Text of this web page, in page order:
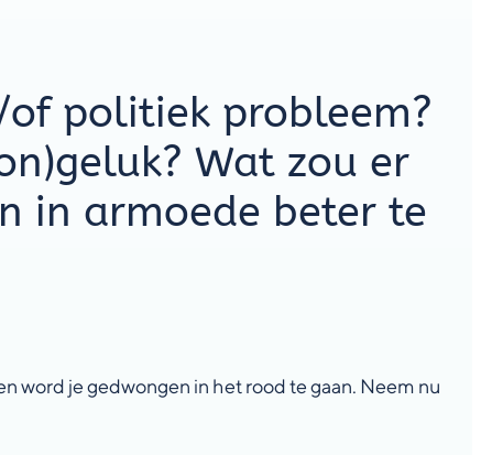
politiek probleem?
Wat zou er
in armoede beter te
word je gedwongen in het rood te gaan. Neem nu